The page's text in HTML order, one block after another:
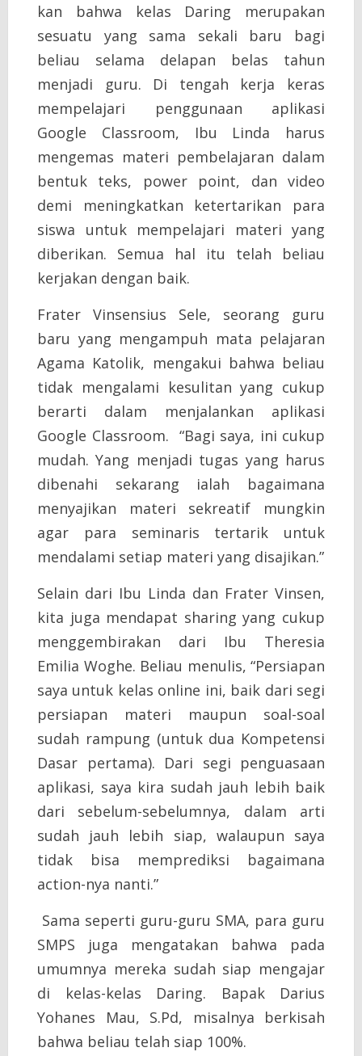
kan bahwa kelas Daring merupakan
sesuatu yang sama sekali baru bagi
beliau selama delapan belas tahun
menjadi guru. Di tengah kerja keras
mempelajari penggunaan aplikasi
Google Classroom, Ibu Linda harus
mengemas materi pembelajaran dalam
bentuk teks, power point, dan video
demi meningkatkan ketertarikan para
siswa untuk mempelajari materi yang
diberikan. Semua hal itu telah beliau
kerjakan dengan baik.
Frater Vinsensius Sele, seorang guru
baru yang mengampuh mata pelajaran
Agama Katolik, mengakui bahwa beliau
tidak mengalami kesulitan yang cukup
berarti dalam menjalankan aplikasi
Google Classroom. “Bagi saya, ini cukup
mudah. Yang menjadi tugas yang harus
dibenahi sekarang ialah bagaimana
menyajikan materi sekreatif mungkin
agar para seminaris tertarik untuk
mendalami setiap materi yang disajikan.”
Selain dari Ibu Linda dan Frater Vinsen,
kita juga mendapat sharing yang cukup
menggembirakan dari Ibu Theresia
Emilia Woghe. Beliau menulis, “Persiapan
saya untuk kelas online ini, baik dari segi
persiapan materi maupun soal-soal
sudah rampung (untuk dua Kompetensi
Dasar pertama). Dari segi penguasaan
aplikasi, saya kira sudah jauh lebih baik
dari sebelum-sebelumnya, dalam arti
sudah jauh lebih siap, walaupun saya
tidak bisa memprediksi bagaimana
action-nya nanti.”
Sama seperti guru-guru SMA, para guru
SMPS juga mengatakan bahwa pada
umumnya mereka sudah siap mengajar
di kelas-kelas Daring. Bapak Darius
Yohanes Mau, S.Pd, misalnya berkisah
bahwa beliau telah siap 100%.